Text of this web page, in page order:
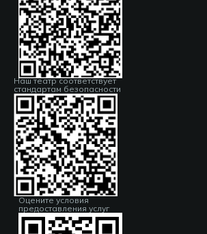
Наш театр соответствует
стандартам безопасности
Оцените условия
предоставления услуг